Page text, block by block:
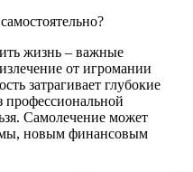
жизнь – важные
от игромании
затрагивает глубокие
профессиональной
Самолечение может
новым финансовым